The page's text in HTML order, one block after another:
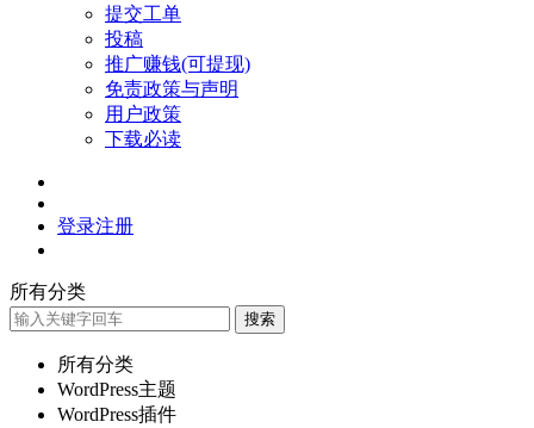
提交工单
投稿
推广赚钱(可提现)
免责政策与声明
用户政策
下载必读
登录注册
所有分类
搜索
所有分类
WordPress主题
WordPress插件